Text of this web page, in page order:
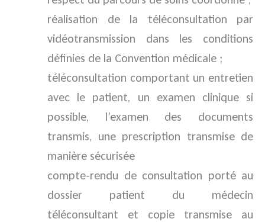
réalisation de la téléconsultation par
vidéotransmission dans les conditions
définies de la Convention médicale ;
téléconsultation comportant un entretien
avec le patient, un examen clinique si
possible, l’examen des documents
transmis, une prescription transmise de
manière sécurisée
compte-rendu de consultation porté au
dossier patient du médecin
téléconsultant et copie transmise au